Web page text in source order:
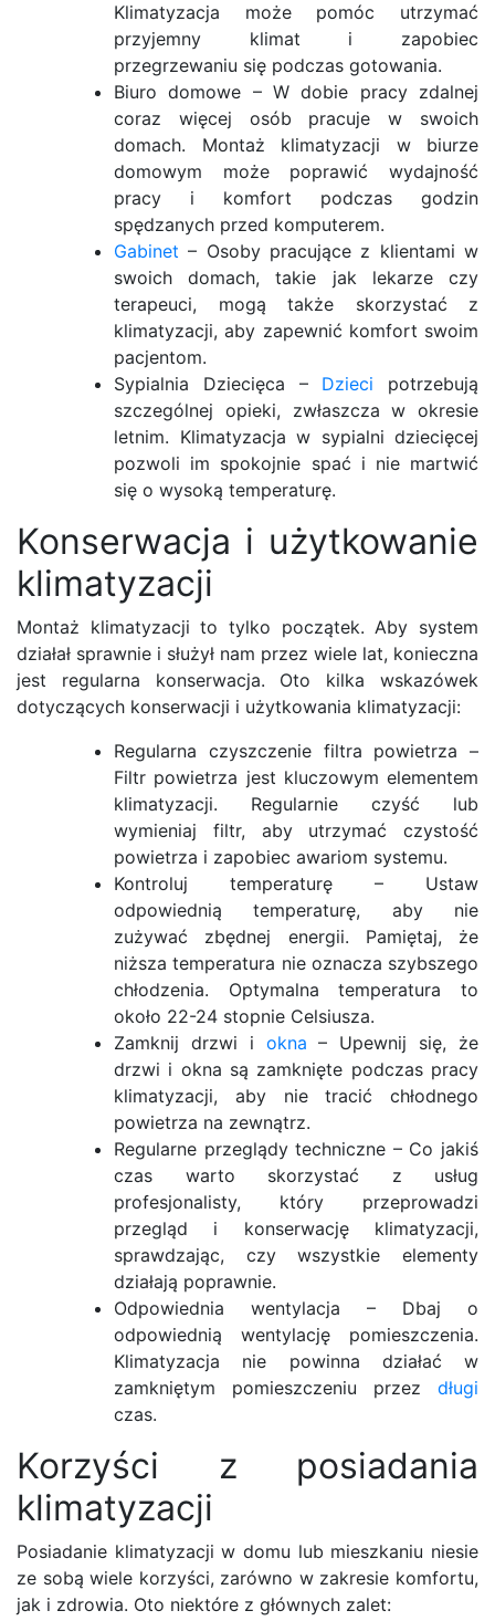
Klimatyzacja może pomóc utrzymać
przyjemny klimat i zapobiec
przegrzewaniu się podczas gotowania.
Biuro domowe – W dobie pracy zdalnej
coraz więcej osób pracuje w swoich
domach. Montaż klimatyzacji w biurze
domowym może poprawić wydajność
pracy i komfort podczas godzin
spędzanych przed komputerem.
Gabinet – Osoby pracujące z klientami w
swoich domach, takie jak lekarze czy
terapeuci, mogą także skorzystać z
klimatyzacji, aby zapewnić komfort swoim
pacjentom.
Sypialnia Dziecięca – Dzieci potrzebują
szczególnej opieki, zwłaszcza w okresie
letnim. Klimatyzacja w sypialni dziecięcej
pozwoli im spokojnie spać i nie martwić
się o wysoką temperaturę.
Konserwacja i użytkowanie
klimatyzacji
Montaż klimatyzacji to tylko początek. Aby system
działał sprawnie i służył nam przez wiele lat, konieczna
jest regularna konserwacja. Oto kilka wskazówek
dotyczących konserwacji i użytkowania klimatyzacji:
Regularna czyszczenie filtra powietrza –
Filtr powietrza jest kluczowym elementem
klimatyzacji. Regularnie czyść lub
wymieniaj filtr, aby utrzymać czystość
powietrza i zapobiec awariom systemu.
Kontroluj temperaturę – Ustaw
odpowiednią temperaturę, aby nie
zużywać zbędnej energii. Pamiętaj, że
niższa temperatura nie oznacza szybszego
chłodzenia. Optymalna temperatura to
około 22-24 stopnie Celsiusza.
Zamknij drzwi i okna – Upewnij się, że
drzwi i okna są zamknięte podczas pracy
klimatyzacji, aby nie tracić chłodnego
powietrza na zewnątrz.
Regularne przeglądy techniczne – Co jakiś
czas warto skorzystać z usług
profesjonalisty, który przeprowadzi
przegląd i konserwację klimatyzacji,
sprawdzając, czy wszystkie elementy
działają poprawnie.
Odpowiednia wentylacja – Dbaj o
odpowiednią wentylację pomieszczenia.
Klimatyzacja nie powinna działać w
zamkniętym pomieszczeniu przez długi
czas.
Korzyści z posiadania
klimatyzacji
Posiadanie klimatyzacji w domu lub mieszkaniu niesie
ze sobą wiele korzyści, zarówno w zakresie komfortu,
jak i zdrowia. Oto niektóre z głównych zalet: